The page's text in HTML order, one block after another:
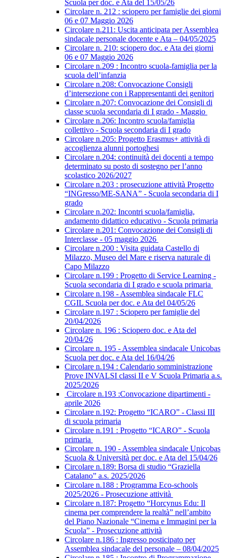
Scuola per doc. e Ata del 15/05/26
Circolare n. 212 : sciopero per famiglie dei giorni
06 e 07 Maggio 2026
Circolare n.211: Uscita anticipata per Assemblea
sindacale personale docente e Ata – 04/05/2025
Circolare n. 210: sciopero doc. e Ata dei giorni
06 e 07 Maggio 2026
Circolare n.209 : Incontro scuola-famiglia per la
scuola dell’infanzia
Circolare n.208: Convocazione Consigli
d’intersezione con i Rappresentanti dei genitori
Circolare n.207: Convocazione dei Consigli di
classe scuola secondaria di I grado - Maggio
Circolare n.206: Incontro scuola/famiglia
collettivo - Scuola secondaria di I grado
Circolare n.205: Progetto Erasmus+ attività di
accoglienza alunni portoghesi
Circolare n.204: continuità dei docenti a tempo
determinato su posto di sostegno per l’anno
scolastico 2026/2027
Circolare n.203 : prosecuzione attività Progetto
“INGresso/ME-SANA” - Scuola secondaria di I
grado
Circolare n.202: Incontri scuola/famiglia,
andamento didattico educativo - Scuola primaria
Circolare n.201: Convocazione dei Consigli di
Interclasse - 05 maggio 2026
Circolare n.200 : Visita guidata Castello di
Milazzo, Museo del Mare e riserva naturale di
Capo Milazzo
Circolare n.199 : Progetto di Service Learning -
Scuola secondaria di I grado e scuola primaria
Circolare n.198 - Assemblea sindacale FLC
CGIL Scuola per doc. e Ata del 04/05/26
Circolare n.197 : Sciopero per famiglie del
20/04/2026
Circolare n. 196 : Sciopero doc. e Ata del
20/04/26
Circolare n. 195 - Assemblea sindacale Unicobas
Scuola per doc. e Ata del 16/04/26
Circolare n.194 : Calendario somministrazione
Prove INVALSI classi II e V Scuola Primaria a.s.
2025/2026
Circolare n.193 :Convocazione dipartimenti -
aprile 2026
Circolare n.192: Progetto “ICARO” - Classi III
di scuola primaria
Circolare n.191 : Progetto “ICARO” - Scuola
primaria
Circolare n. 190 - Assemblea sindacale Unicobas
Scuola & Università per doc. e Ata del 15/04/26
Circolare n.189: Borsa di studio “Graziella
Catalano” a.s. 2025/2026
Circolare n.188 : Programma Eco-schools
2025/2026 - Prosecuzione attività
Circolare n.187: Progetto “Horcynus Edu: Il
cinema per comprendere la realtà” nell’ambito
del Piano Nazionale “Cinema e Immagini per la
Scuola” - Prosecuzione attività
Circolare n.186 : Ingresso posticipato per
Assemblea sindacale del personale – 08/04/2025